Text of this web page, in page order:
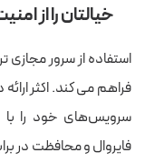
خیالتان را از
استفاده از سرور مجازی